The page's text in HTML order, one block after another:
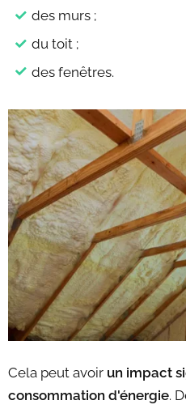
des murs ;
du toit ;
des fenêtres.
Cela peut avoir un impact
consommation d'énergie.